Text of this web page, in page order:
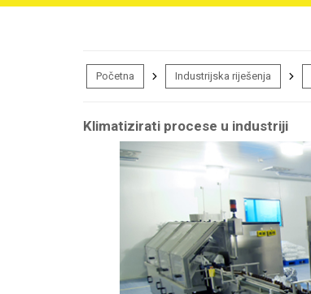
Početna Industrijska riješenja
Klimatizirati procese u industriji